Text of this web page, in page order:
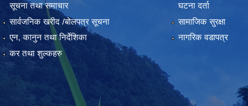
सूचना तथा समाचार
सार्वजनिक खरीद /बोलपत्र सूचना
एन, कानुन तथा निर्देशिका
कर तथा शुल्कहरु
घटना दर्ता
सामाजिक सुरक्षा
नागरिक वडापत्र